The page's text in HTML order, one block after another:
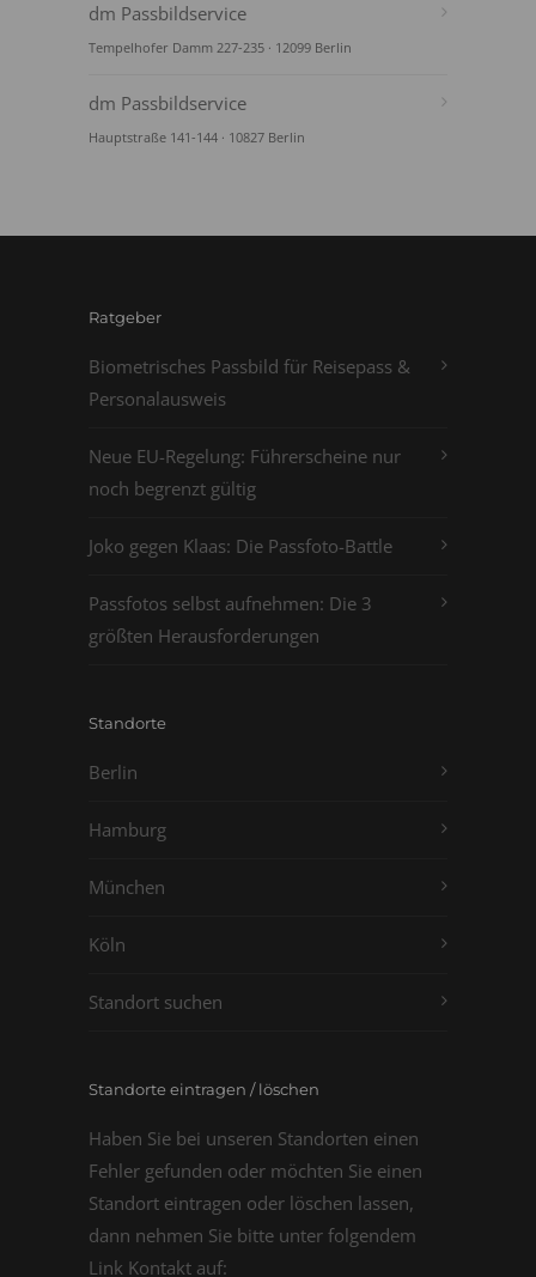
dm Passbildservice
Tempelhofer Damm 227-235 · 12099 Berlin
dm Passbildservice
Hauptstraße 141-144 · 10827 Berlin
Ratgeber
Biometrisches Passbild für Reisepass &
Personalausweis
Neue EU-Regelung: Führerscheine nur
noch begrenzt gültig
Joko gegen Klaas: Die Passfoto-Battle
Passfotos selbst aufnehmen: Die 3
größten Herausforderungen
Standorte
Berlin
Hamburg
München
Köln
Standort suchen
Standorte eintragen / löschen
Haben Sie bei unseren Standorten einen
Fehler gefunden oder möchten Sie einen
Standort eintragen oder löschen lassen,
dann nehmen Sie bitte unter folgendem
Link Kontakt auf: